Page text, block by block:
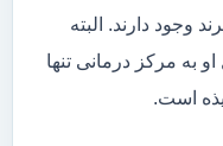
وجود دارند. البته
به مرکز درمانی تنها
است.